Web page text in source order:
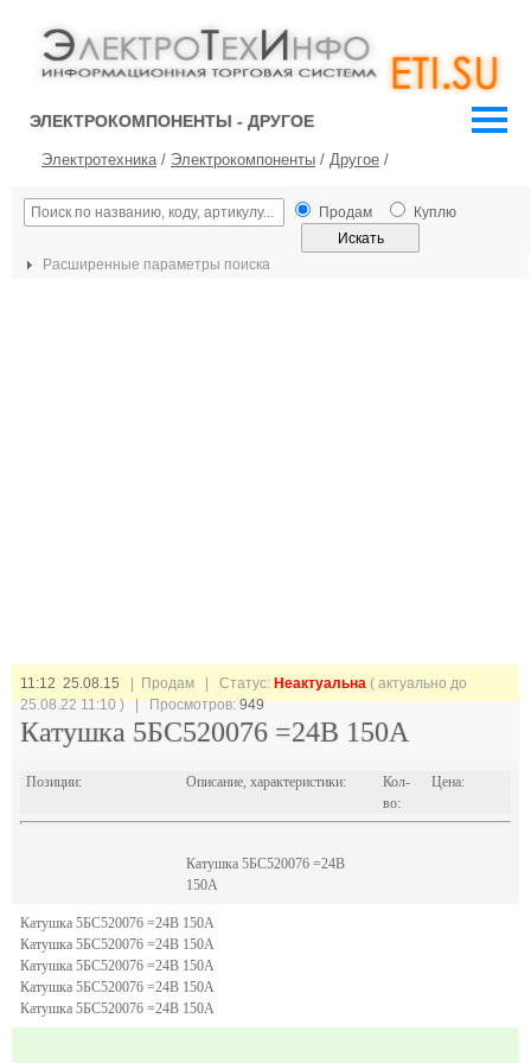
ЭЛЕКТРОКОМПОНЕНТЫ - ДРУГОЕ
Электротехника/ Электрокомпоненты / Другое /
Продам Куплю
Расширенные параметры поиска
11:12 25.08.15 | Продам | Статус: Неактуальна ( актуально до
25.08.22 11:10 ) | Просмотров:949
Катушка 5БС520076 =24В 150А
Позиции: Описание, характеристики:
Кол-
во:
Цена:
Катушка 5БС520076 =24В
150А
Катушка 5БС520076 =24В 150А
Катушка 5БС520076 =24В 150А
Катушка 5БС520076 =24В 150А
Катушка 5БС520076 =24В 150А
Катушка 5БС520076 =24В 150А